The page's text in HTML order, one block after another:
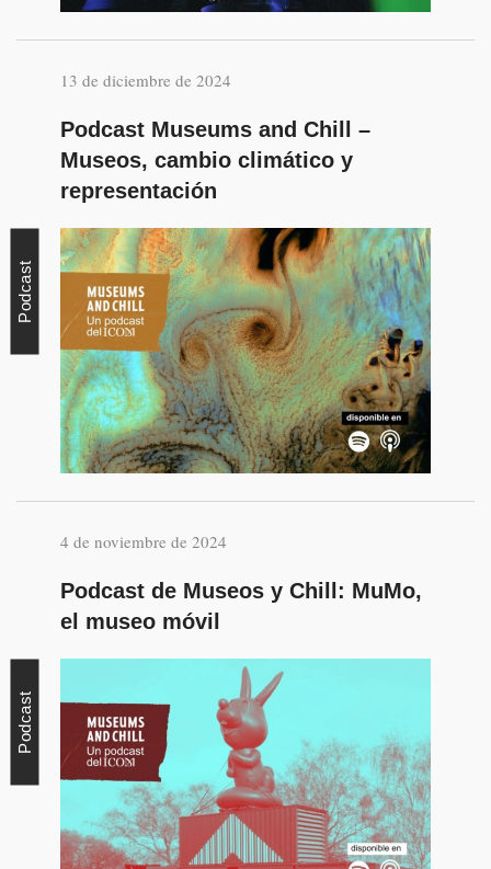
13 de diciembre de 2024
Podcast Museums and Chill –
Museos, cambio climático y
representación
Podcast
4 de noviembre de 2024
Podcast de Museos y Chill: MuMo,
el museo móvil
Podcast